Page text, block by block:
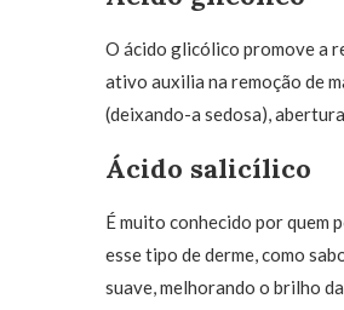
O ácido glicólico promove a
ativo auxilia na remoção de
(deixando-a sedosa),
Ácido salicílico
É muito conhecido por quem
esse tipo de derme, como
suave, melhorando o brilho